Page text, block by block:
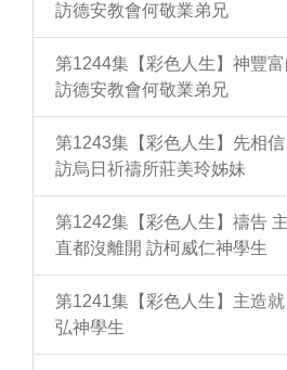
訪德安教會何敬業弟兄
第1244集【彩色人生】神豐
訪德安教會何敬業弟兄
第1243集【彩色人生】先相
訪烏日祈禱所莊美玲姊妹
第1242集【彩色人生】禱告
直都沒離開 訪柯威仁神學生
第1241集【彩色人生】主造
弘神學生